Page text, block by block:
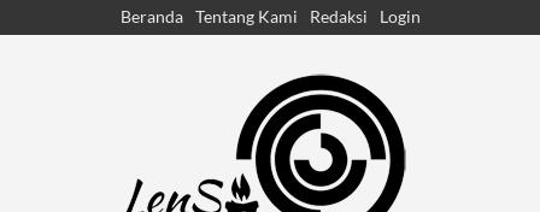
Beranda Tentang Kami Redaksi Login